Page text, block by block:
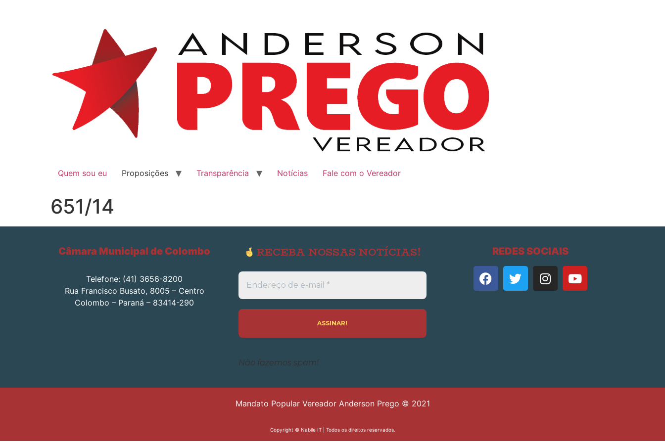
Quem sou eu Proposições Transparência Notícias Fale com o Vereador
651/14
Câmara Municipal de Colombo
Telefone: (41) 3656-8200
Rua Francisco Busato, 8005 – Centro
Colombo – Paraná – 83414-290
RECEBA NOSSAS NOTÍCIAS!
Endereço
de
e-
*
Não fazemos spam!
REDES SOCIAIS
Mandato Popular Vereador Anderson Prego © 2021
Copyright © Nabile IT| Todos os direitos reservados.